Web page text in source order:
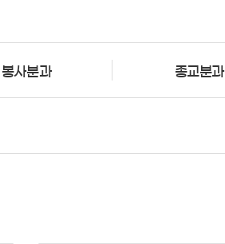
봉사분과 종교분과